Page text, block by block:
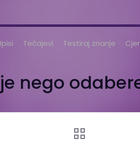
Tečajevi Testiraj znanje
nego